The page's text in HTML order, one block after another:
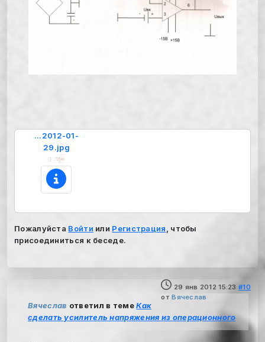
...2012-01-
29.jpg
Пожалуйста Войти или Регистрация, чтобы
присоединиться к беседе.
29 янв 2012 15:23 #10
отВячеслав
Вячеслав ответил в темеКак
сделать усилитель напряжения из операционного